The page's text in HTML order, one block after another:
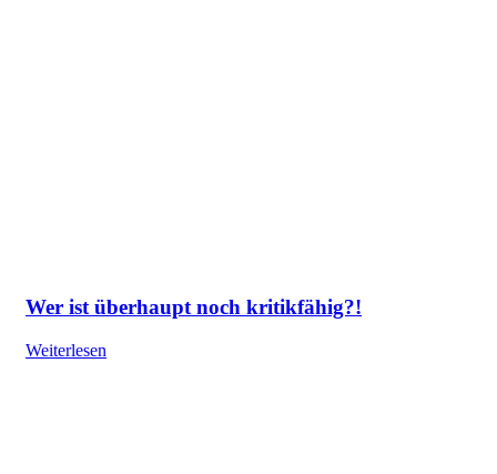
Wer ist überhaupt noch kritikfähig?!
Weiterlesen